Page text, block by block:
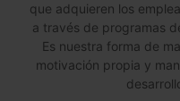
que adquieren los
a través de programas
Es nuestra forma de
motivación propia y